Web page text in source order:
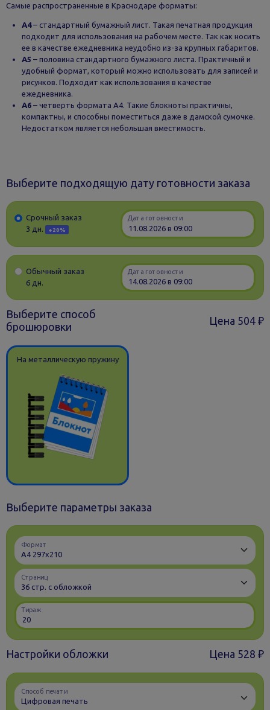
Самые распространенные в Краснодаре форматы:
А4– стандартный бумажный лист. Такая печатная продукция
подходит для использования на рабочем месте. Так как носить
ее в качестве ежедневника неудобно из-за крупных габаритов.
А5 – половина стандартного бумажного листа. Практичный и
удобный формат, который можно использовать для записей и
рисунков. Подходит как использования в качестве
ежедневника.
А6– четверть формата А4. Такие блокноты практичны,
компактны, и способны поместиться даже в дамской сумочке.
Недостатком является небольшая вместимость.
Выберите подходящую дату готовности заказа
Срочный заказ
3 дн.
+20%
Дата готовности
Обычный заказ
6 дн.
Дата готовности
Выберите способ
брошюровки
Цена 504 ₽
На металлическую пружину
Выберите параметры заказа
Формат
Cтраниц
Тираж
Настройки обложки Цена 528 ₽
Способ печати